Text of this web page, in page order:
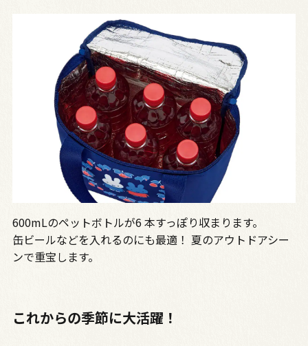
600mLのペットボトルが6 本すっぽり収まります。
缶ビールなどを入れるのにも最適！ 夏のアウトドアシー
ンで重宝します。
これからの季節に大活躍！